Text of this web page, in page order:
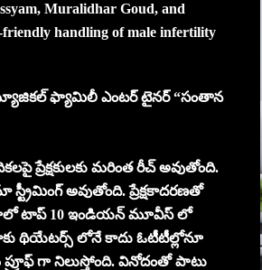
Muralidhar Goud, and
friendly handling of male infertility
ఫ్యామిలీ ఎంటర్ టైనర్ “సంతాన
ప్రేక్షకులకు మరింత రీచ్ అవుతోంది.
అవుతోంది. ప్రేక్షకాదరణతో
టాప్ 10 ఇండియన్ మూవీస్ లో
థియేటర్స్ లోనే కాదు ఓటీటీల్లోనూ
ప్రూఫ్ గా నిలుస్తోంది. వినోదంతో పాటు